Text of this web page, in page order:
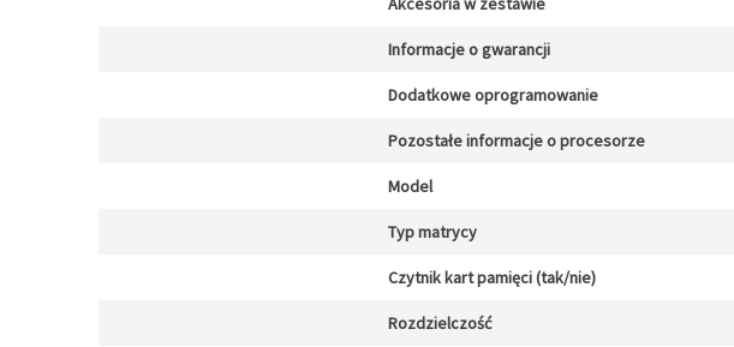
Informacje o gwarancji
Dodatkowe oprogramowanie
Pozostałe informacje o procesorze
Model
Typ matrycy
Czytnik kart pamięci (tak/nie)
Rozdzielczość